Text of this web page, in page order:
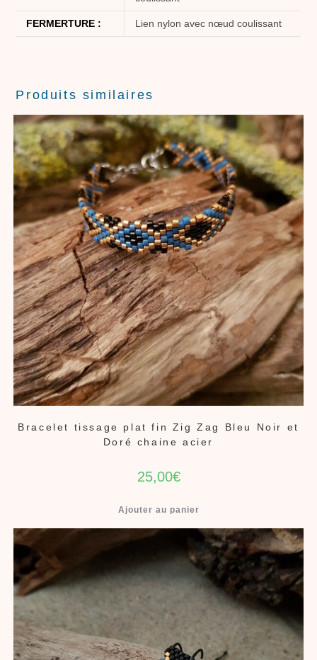
FERMERTURE : Lien nylon avec nœud coulissant
Produits similaires
Bracelet tissage plat fin Zig Zag Bleu Noir et
Doré chaine acier
25,00€
Ajouter au panier